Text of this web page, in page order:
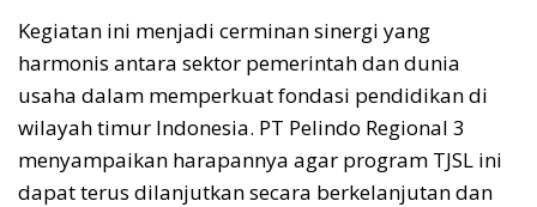
Kegiatan ini menjadi cerminan sinergi yang
harmonis antara sektor pemerintah dan dunia
usaha dalam memperkuat fondasi pendidikan di
wilayah timur Indonesia. PT Pelindo Regional 3
menyampaikan harapannya agar program TJSL ini
dapat terus dilanjutkan secara berkelanjutan dan